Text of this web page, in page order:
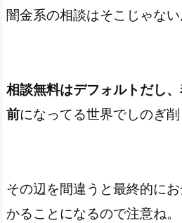
闇金系の相談はそこじゃない
相談無料はデフォルトだし
前になってる世界でしのぎ削
その辺を間違うと最終的に
かることになるので注意ね。